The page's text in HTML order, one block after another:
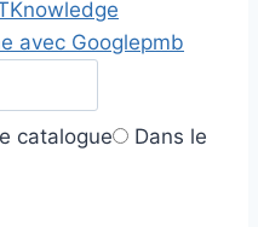
Knowledge
avec Googlepmb
catalogue
Dans le